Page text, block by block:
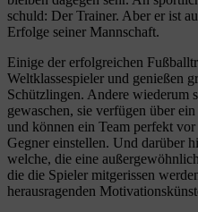
schuld: Der Trainer. Aber er ist
Erfolge seiner Mannschaft.
Einige der erfolgreichen
Weltklassespieler und genießen
Schützlingen. Andere wiederum
gewaschen, sie verfügen über
und können ein Team perfekt
Gegner einstellen. Und darüber
welche, die eine
die die Spieler mitgerissen
herausragenden